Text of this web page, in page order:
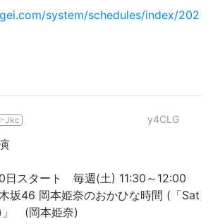
system/schedules/index/202
Jkc y4CLG
日スタート 毎週(土) 11:30～12:00
坂46 岡本姫奈のおかひな時間 (「Sat
」 (岡本姫奈)